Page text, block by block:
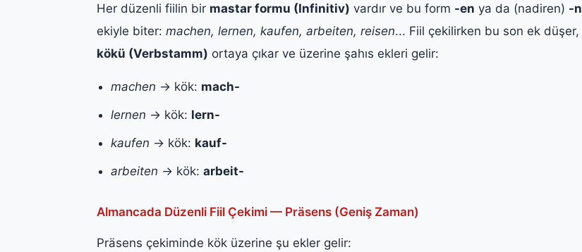
Her düzenli fiilin bir mastar formu (Infinitiv) vardır ve bu form -en ya da (nadiren) -n
ekiyle biter: machen, lernen, kaufen, arbeiten, reisen... Fiil çekilirken bu son ek düşer,
kökü (Verbstamm) ortaya çıkar ve üzerine şahıs ekleri gelir:
machen → kök: mach-
lernen → kök: lern-
kaufen → kök: kauf-
arbeiten → kök: arbeit-
Almancada Düzenli Fiil Çekimi — Präsens (Geniş Zaman)
Präsens çekiminde kök üzerine şu ekler gelir: